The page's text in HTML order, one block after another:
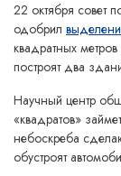
22 октября совет
одобрил
квадратных
построят два
Научный центр
«квадратов»
небоскреба
обустроят